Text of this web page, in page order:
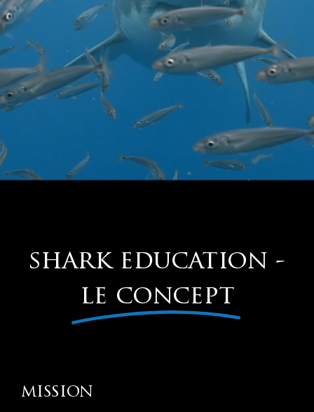
shark education -
le concept
mission